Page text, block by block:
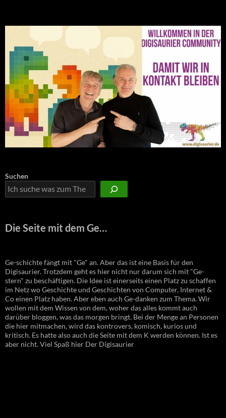
Suchen
Die Seite mit dem Ge…
Ge-schichte fängt mit "Ge" an. Aber das ist eine Basis für den
Digisaurier. Trotzdem geht es hier nicht nur darum sich mit "Ge-
stern" zu beschäftigen. Die Idee ist einerseits einen Platz zu schaffen
im Netz wo Geschichte und Geschichten von Computer, Internet &
Co einen Platz haben. Aber eben auch Ge-danken zum Thema. Wir
wollen mit dem Wissen von dem, woher das alles kommt auch
darüber bloggen, was das morgen bringt. Bei der Menge an Personen
die hier mitmachen, wird das kontrovers, komisch, kurios und
kritisch. Es hatte also auch die Seite mit dem K werden können. Ist es
aber nicht. Viel Spaß hier Der Digisaurier